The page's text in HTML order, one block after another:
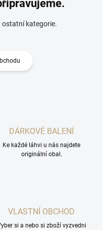
ostatní kategorie.
DÁRKOVÉ BALENÍ
Ke každé láhvi u nás najdete
originální obal.
VLASTNÍ OBCHOD
si a nebo si zboží vyzvedni